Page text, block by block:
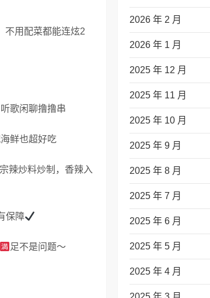
不用配菜都能连炫2
歌闲聊撸撸串
鲜也超好吃
辣炒料炒制，香辣入
保障
足不是问题～
2026 年 2 月
2026 年 1 月
2025 年 12 月
2025 年 11 月
2025 年 10 月
2025 年 9 月
2025 年 8 月
2025 年 7 月
2025 年 6 月
2025 年 5 月
2025 年 4 月